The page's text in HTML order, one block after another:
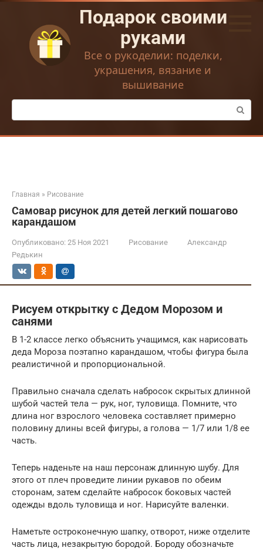
Перейти
контенту
Подарок своими
руками
Все о рукоделии: поделки,
украшения, вязание и
вышивание
Поиск:
Главная » Рисование
Самовар рисунок для детей легкий пошагово
карандашом
Опубликовано: 25 Ноя 2021 Рисование
Александр
Редькин
Рисуем открытку с Дедом Морозом и
санями
В 1-2 классе легко объяснить учащимся, как нарисовать
деда Мороза поэтапно карандашом, чтобы фигура была
реалистичной и пропорциональной.
Правильно сначала сделать набросок скрытых длинной
шубой частей тела — рук, ног, туловища. Помните, что
длина ног взрослого человека составляет примерно
половину длины всей фигуры, а голова — 1/7 или 1/8 ее
часть.
Теперь наденьте на наш персонаж длинную шубу. Для
этого от плеч проведите линии рукавов по обеим
сторонам, затем сделайте набросок боковых частей
одежды вдоль туловища и ног. Нарисуйте валенки.
Наметьте остроконечную шапку, отворот, ниже отделите
часть лица, незакрытую бородой. Бороду обозначьте